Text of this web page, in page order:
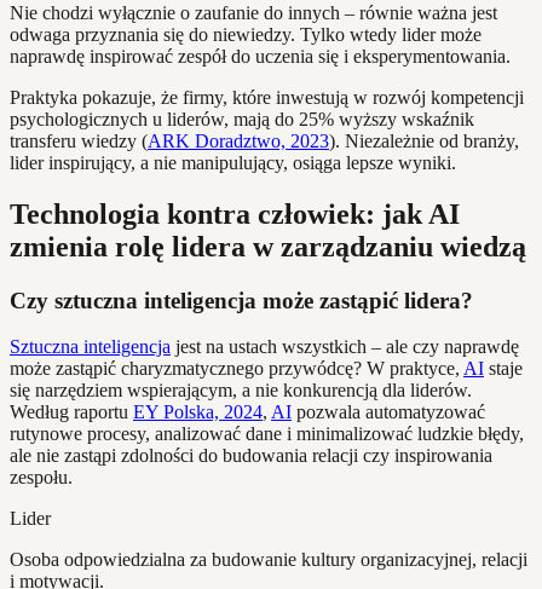
Nie chodzi wyłącznie o zaufanie do innych – równie ważna jest
odwaga przyznania się do niewiedzy. Tylko wtedy lider może
naprawdę inspirować zespół do uczenia się i eksperymentowania.
Praktyka pokazuje, że firmy, które inwestują w rozwój kompetencji
psychologicznych u liderów, mają do 25% wyższy wskaźnik
transferu wiedzy (ARK Doradztwo, 2023). Niezależnie od branży,
lider inspirujący, a nie manipulujący, osiąga lepsze wyniki.
Technologia kontra człowiek: jak AI
zmienia rolę lidera w zarządzaniu wiedzą
Czy sztuczna inteligencja może zastąpić lidera?
Sztuczna inteligencja jest na ustach wszystkich – ale czy naprawdę
może zastąpić charyzmatycznego przywódcę? W praktyce, AI staje
się narzędziem wspierającym, a nie konkurencją dla liderów.
Według raportu EY Polska, 2024, AI pozwala automatyzować
rutynowe procesy, analizować dane i minimalizować ludzkie błędy,
ale nie zastąpi zdolności do budowania relacji czy inspirowania
zespołu.
Lider
Osoba odpowiedzialna za budowanie kultury organizacyjnej, relacji
i motywacji.